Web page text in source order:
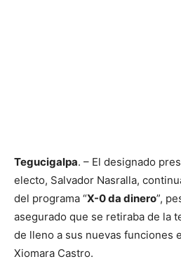
Tegucigalpa. – El designado
electo, Salvador Nasralla,
del programa “X-0 da dinero”,
asegurado que se retiraba de la
de lleno a sus nuevas funciones
Xiomara Castro.